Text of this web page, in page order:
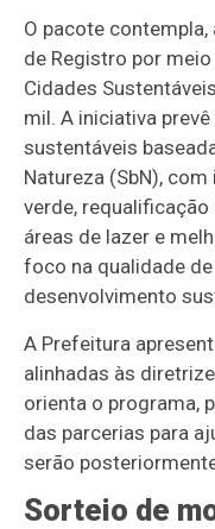
O pacote
de Registro por
Cidades
mil. A iniciativa
sustentáveis
Natureza (SbN),
verde,
áreas de lazer e
foco na qualidade
desenvolvimento
A Prefeitura
alinhadas às
orienta o programa,
das parcerias para
serão
Sorteio de